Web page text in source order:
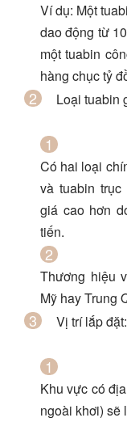
Ví dụ: Một
dao động từ
một tuabin
hàng chục tỷ
Loại tuabin
Có hai loại
và tuabin
giá cao hơn
tiến.
Thương hiệu
Mỹ hay Trung
Vị trí lắp đặt:
Khu vực có
ngoài khơi) sẽ